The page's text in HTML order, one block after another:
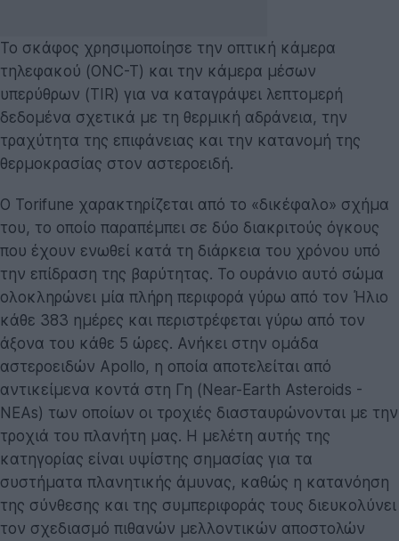
Το σκάφος χρησιμοποίησε την οπτική κάμερα
τηλεφακού (ONC-T) και την κάμερα μέσων
υπερύθρων (TIR) για να καταγράψει λεπτομερή
δεδομένα σχετικά με τη θερμική αδράνεια, την
τραχύτητα της επιφάνειας και την κατανομή της
θερμοκρασίας στον αστεροειδή.
Ο Torifune χαρακτηρίζεται από το «δικέφαλο» σχήμα
του, το οποίο παραπέμπει σε δύο διακριτούς όγκους
που έχουν ενωθεί κατά τη διάρκεια του χρόνου υπό
την επίδραση της βαρύτητας. Το ουράνιο αυτό σώμα
ολοκληρώνει μία πλήρη περιφορά γύρω από τον Ήλιο
κάθε 383 ημέρες και περιστρέφεται γύρω από τον
άξονα του κάθε 5 ώρες. Ανήκει στην ομάδα
αστεροειδών Apollo, η οποία αποτελείται από
αντικείμενα κοντά στη Γη (Near-Earth Asteroids -
NEAs) των οποίων οι τροχιές διασταυρώνονται με την
τροχιά του πλανήτη μας. Η μελέτη αυτής της
κατηγορίας είναι υψίστης σημασίας για τα
συστήματα πλανητικής άμυνας, καθώς η κατανόηση
της σύνθεσης και της συμπεριφοράς τους διευκολύνει
τον σχεδιασμό πιθανών μελλοντικών αποστολών